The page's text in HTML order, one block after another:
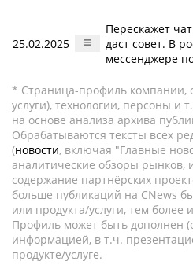
25.02.2025
Перескажет
даст совет. В
мессенджере
* Страница-профиль компании,
услуги), технологии, персоны и
на основе анализа архива
Обрабатываются тексты всех
(новости, включая "Главные
аналитические обзоры рынков,
содержание партнёрских
больше публикаций на CNews
или продукта/услуги, тем
Профиль может быть дополнен
информацией, в т.ч.
продукте/услуге.